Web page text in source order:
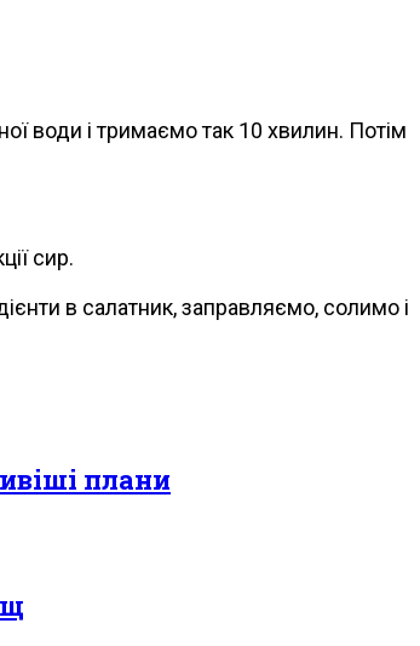
води і тримаємо так 10 хвилин. Потім
сир.
в салатник, заправляємо, солимо і
плани